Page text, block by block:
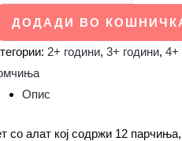
ДОДАДИ ВО
2+ години, 3+ години, 4+
Опис
со алат кој содржи 12